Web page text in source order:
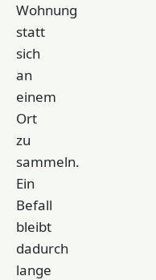
Wohnung
statt
sich
an
einem
Ort
zu
sammeln.
Ein
Befall
bleibt
dadurch
lange